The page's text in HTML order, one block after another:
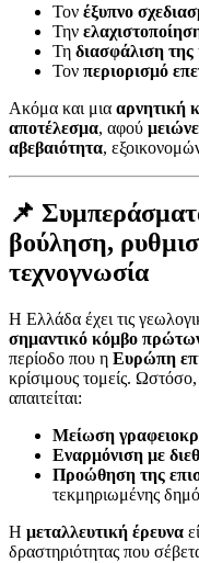
Τον έξυπνο
Την
Τη διασφάλιση της
Τον περιορισμό
Ακόμα και μια αρνητική
αποτέλεσμα, αφού
αβεβαιότητα,
📌
βούληση,
τεχνογνωσία
Η Ελλάδα έχει τις
σημαντικό κόμβο
περίοδο που η Ευρώπη
κρίσιμους τομείς. Ωστόσο,
απαιτείται:
Μείωση
Εναρμόνιση με
Προώθηση της
τεκμηριωμένης
Η μεταλλευτική έρευνα
δραστηριότητας που